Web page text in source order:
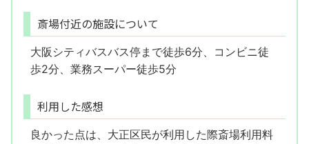
斎場付近の施設について
大阪シティバスバス停まで徒歩6分、コンビニ徒
歩2分、業務スーパー徒歩5分
利用した感想
良かった点は、大正区民が利用した際斎場利用料